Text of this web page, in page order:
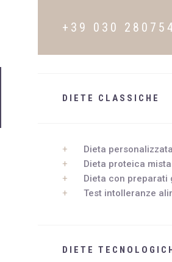
+39 030
Sessualità maschile
Disturbi dell’età
Pelle
PODCAST
DIVENTA PAZIENTE
DOVE SIAMO
TELEFONO
+39 030 2807547
+39 335 5850800
ENRICO.FILIP
DIETE CLASSICHE
Dieta personalizzata
Dieta proteica mista
Dieta con preparati
Test intolleranze
DIETE